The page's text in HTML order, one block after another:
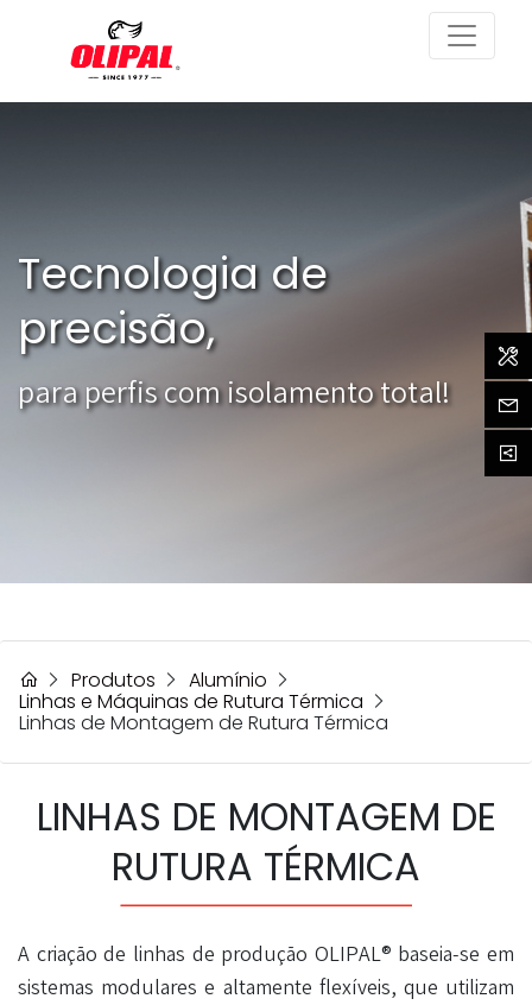
Tecnologia de
precisão,
para perfis com isolamento total!
Produtos Alumínio
Linhas e Máquinas de Rutura Térmica
Linhas de Montagem de Rutura Térmica
LINHAS DE MONTAGEM DE
RUTURA TÉRMICA
A criação de linhas de produção OLIPAL® baseia-se em
sistemas modulares e altamente flexíveis, que utilizam